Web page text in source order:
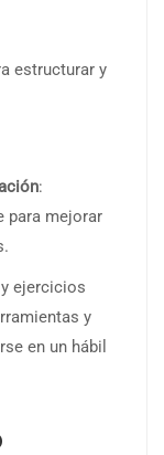
estructurar y
:
para mejorar
ejercicios
y
en un hábil